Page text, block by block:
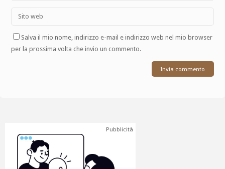
Salva il mio nome, indirizzo e-mail e indirizzo web nel mio browser
per la prossima volta che invio un commento.
Pubblicità